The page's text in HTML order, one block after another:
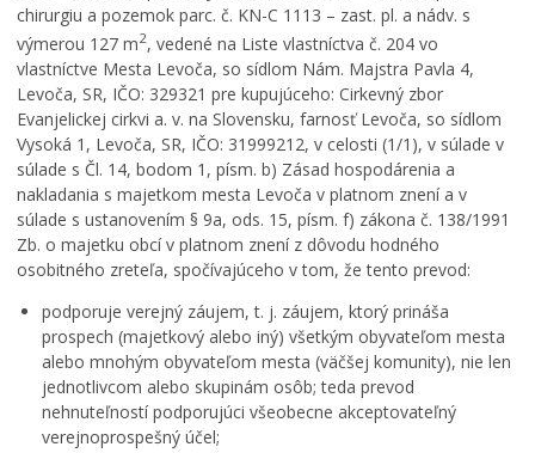
chirurgiu a pozemok parc. č. KN-C 1113 – zast. pl. a nádv. s
výmerou 127 m2, vedené na Liste vlastníctva č. 204 vo
vlastníctve Mesta Levoča, so sídlom Nám. Majstra Pavla 4,
Levoča, SR, IČO: 329321 pre kupujúceho: Cirkevný zbor
Evanjelickej cirkvi a. v. na Slovensku, farnosť Levoča, so sídlom
Vysoká 1, Levoča, SR, IČO: 31999212, v celosti (1/1), v súlade v
súlade s Čl. 14, bodom 1, písm. b) Zásad hospodárenia a
nakladania s majetkom mesta Levoča v platnom znení a v
súlade s ustanovením § 9a, ods. 15, písm. f) zákona č. 138/1991
Zb. o majetku obcí v platnom znení z dôvodu hodného
osobitného zreteľa, spočívajúceho v tom, že tento prevod:
podporuje verejný záujem, t. j. záujem, ktorý prináša
prospech (majetkový alebo iný) všetkým obyvateľom mesta
alebo mnohým obyvateľom mesta (väčšej komunity), nie len
jednotlivcom alebo skupinám osôb; teda prevod
nehnuteľností podporujúci všeobecne akceptovateľný
verejnoprospešný účel;